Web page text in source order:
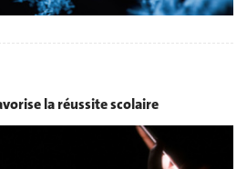
la réussite scolaire